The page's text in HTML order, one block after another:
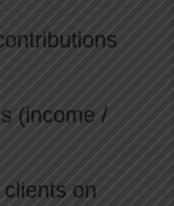
(income /
on